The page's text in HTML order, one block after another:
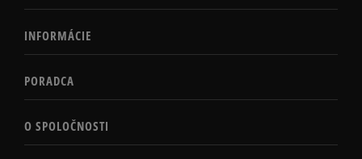
INFORMÁCIE
PORADCA
O SPOLOČNOSTI